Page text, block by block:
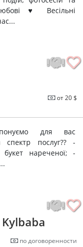
♥ Весільні
от 20 $
для вас
спектр послуг?? -
букет нареченої; -
по договоренности